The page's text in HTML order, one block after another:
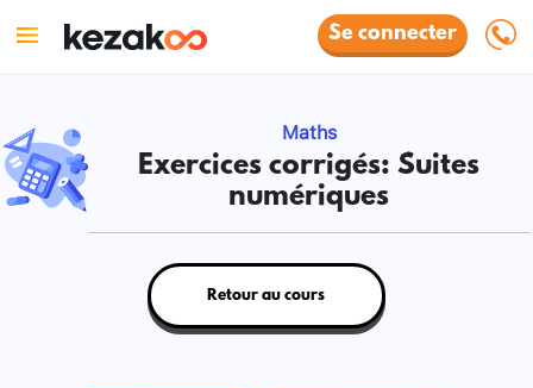
Se connecter
Maths
Exercices corrigés: Suites
numériques
Retour au cours